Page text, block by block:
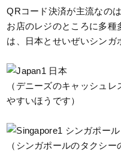
QRコード決済が主流なの
お店のレジのところに多
は、日本とせいぜいシンガ
（デニーズのキャッシュ
やすいほうです）
（シンガポールのタクシ